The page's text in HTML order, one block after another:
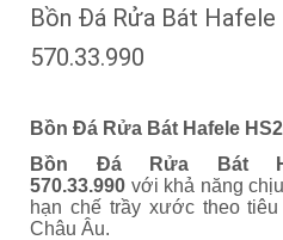
Bồn Đá Rửa Bát Hafele
570.33.990
Bồn Đá Rửa Bát Hafele
Bồn Đá Rửa Bát
570.33.990 với khả năng
hạn chế trầy xước theo
Châu Âu.